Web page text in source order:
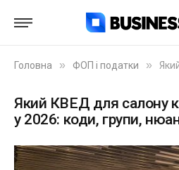
Головна » ФОП і податки » Який
Який КВЕД для салону
у 2026: коди, групи,